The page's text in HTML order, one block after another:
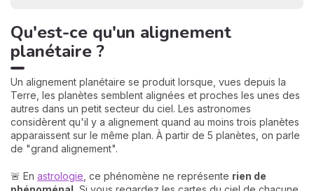
Qu'est-ce qu'un alignement
planétaire ?
Un alignement planétaire se produit lorsque, vues depuis la
Terre, les planètes semblent alignées et proches les unes des
autres dans un petit secteur du ciel. Les astronomes
considèrent qu'il y a alignement quand au moins trois planètes
apparaissent sur le même plan. À partir de 5 planètes, on parle
de "grand alignement".
🚨 En astrologie , ce phénomène ne représente rien de